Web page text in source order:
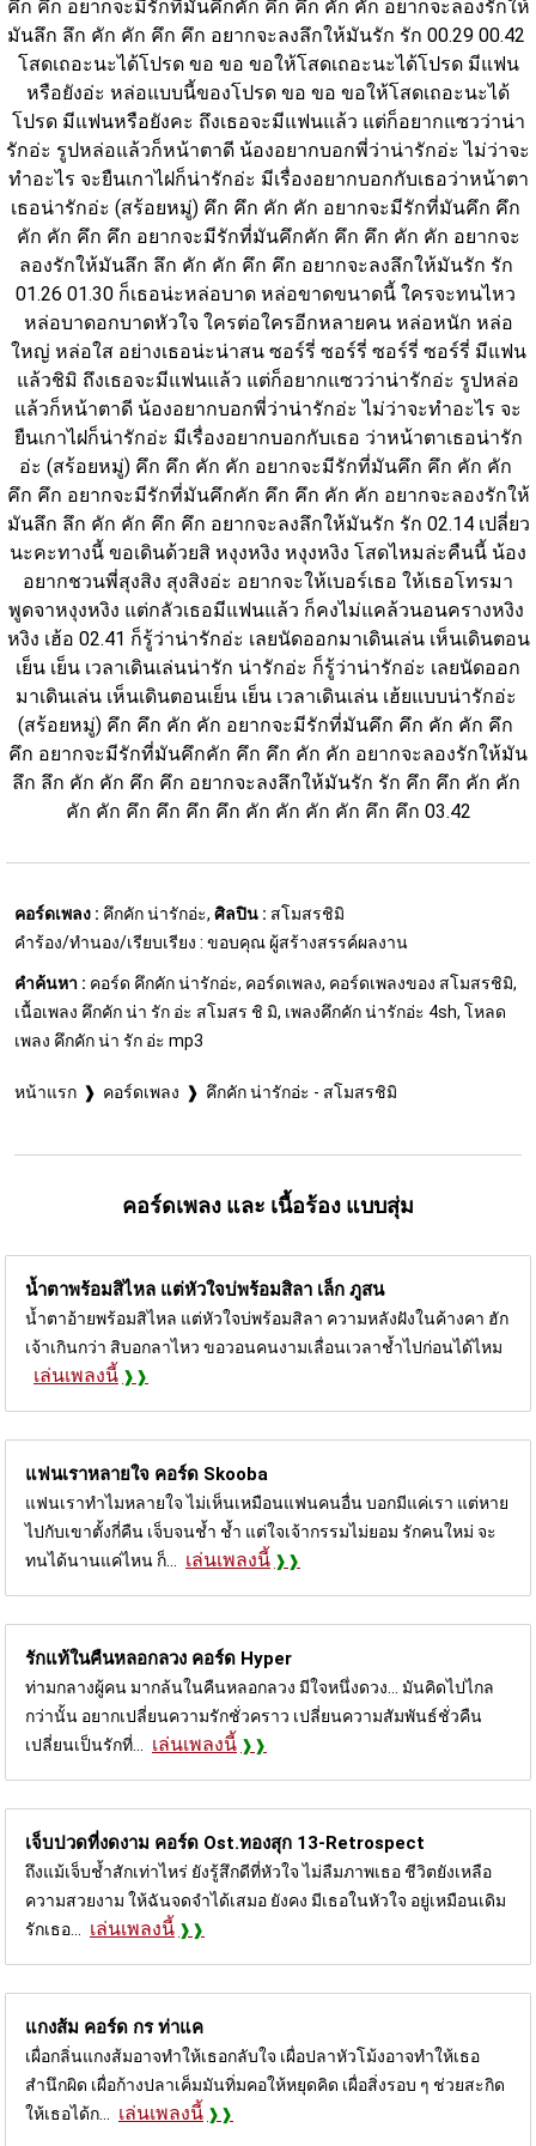
คึก คึก อยากจะมีรักที่มันคึกคัก คึก คึก คัก คัก อยากจะลองรักให้
มันลึก ลึก คัก คัก คึก คึก อยากจะลงลึกให้มันรัก รัก 00.29 00.42
โสดเถอะนะได้โปรด ขอ ขอ ขอให้โสดเถอะนะได้โปรด มีแฟน
หรือยังอ่ะ หล่อแบบนี้ของโปรด ขอ ขอ ขอให้โสดเถอะนะได้
โปรด มีแฟนหรือยังคะ ถึงเธอจะมีแฟนแล้ว แต่ก็อยากแซวว่าน่า
รักอ่ะ รูปหล่อแล้วก็หน้าตาดี น้องอยากบอกพี่ว่าน่ารักอ่ะ ไม่ว่าจะ
ทำอะไร จะยืนเกาไฝก็น่ารักอ่ะ มีเรื่องอยากบอกกับเธอว่าหน้าตา
เธอน่ารักอ่ะ (สร้อยหมู่) คึก คึก คัก คัก อยากจะมีรักที่มันคึก คึก
คัก คัก คึก คึก อยากจะมีรักที่มันคึกคัก คึก คึก คัก คัก อยากจะ
ลองรักให้มันลึก ลึก คัก คัก คึก คึก อยากจะลงลึกให้มันรัก รัก
01.26 01.30 ก็เธอน่ะหล่อบาด หล่อขาดขนาดนี้ ใครจะทนไหว
หล่อบาดอกบาดหัวใจ ใครต่อใครอีกหลายคน หล่อหนัก หล่อ
ใหญ่ หล่อใส อย่างเธอน่ะน่าสน ซอร์รี่ ซอร์รี่ ซอร์รี่ ซอร์รี่ มีแฟน
แล้วชิมิ ถึงเธอจะมีแฟนแล้ว แต่ก็อยากแซวว่าน่ารักอ่ะ รูปหล่อ
แล้วก็หน้าตาดี น้องอยากบอกพี่ว่าน่ารักอ่ะ ไม่ว่าจะทำอะไร จะ
ยืนเกาไฝก็น่ารักอ่ะ มีเรื่องอยากบอกกับเธอ ว่าหน้าตาเธอน่ารัก
อ่ะ (สร้อยหมู่) คึก คึก คัก คัก อยากจะมีรักที่มันคึก คึก คัก คัก
คึก คึก อยากจะมีรักที่มันคึกคัก คึก คึก คัก คัก อยากจะลองรักให้
มันลึก ลึก คัก คัก คึก คึก อยากจะลงลึกให้มันรัก รัก 02.14 เปลี่ยว
นะคะทางนี้ ขอเดินด้วยสิ หงุงหงิง หงุงหงิง โสดไหมล่ะคืนนี้ น้อง
อยากชวนพี่สุงสิง สุงสิงอ่ะ อยากจะให้เบอร์เธอ ให้เธอโทรมา
พูดจาหงุงหงิง แต่กลัวเธอมีแฟนแล้ว ก็คงไม่แคล้วนอนครางหงิง
หงิง เฮ้อ 02.41 ก็รู้ว่าน่ารักอ่ะ เลยนัดออกมาเดินเล่น เห็นเดินตอน
เย็น เย็น เวลาเดินเล่นน่ารัก น่ารักอ่ะ ก็รู้ว่าน่ารักอ่ะ เลยนัดออก
มาเดินเล่น เห็นเดินตอนเย็น เย็น เวลาเดินเล่น เฮ้ยแบบน่ารักอ่ะ
(สร้อยหมู่) คึก คึก คัก คัก อยากจะมีรักที่มันคึก คึก คัก คัก คึก
คึก อยากจะมีรักที่มันคึกคัก คึก คึก คัก คัก อยากจะลองรักให้มัน
ลึก ลึก คัก คัก คึก คึก อยากจะลงลึกให้มันรัก รัก คึก คึก คัก คัก
คัก คัก คึก คึก คึก คึก คัก คัก คัก คัก คึก คึก 03.42
คอร์ดเพลง : คึกคัก น่ารักอ่ะ, ศิลปิน : สโมสรชิมิ
คำร้อง/ทำนอง/เรียบเรียง : ขอบคุณ ผู้สร้างสรรค์ผลงาน
คำค้นหา : คอร์ด คึกคัก น่ารักอ่ะ, คอร์ดเพลง, คอร์ดเพลงของ สโมสรชิมิ,
เนื้อเพลง คึกคัก น่า รัก อ่ะ สโมสร ชิ มิ, เพลงคึกคัก น่ารักอ่ะ 4sh, โหลด
เพลง คึกคัก น่า รัก อ่ะ mp3
หน้าแรก คอร์ดเพลง คึกคัก น่ารักอ่ะ - สโมสรชิมิ
คอร์ดเพลง และ เนื้อร้อง แบบสุ่ม
น้ำตาพร้อมสิไหล แต่หัวใจบ่พร้อมสิลา เล็ก ภูสน
น้ำตาอ้ายพร้อมสิไหล แต่หัวใจบ่พร้อมสิลา ความหลังฝังในค้างคา ฮัก
เจ้าเกินกว่า สิบอกลาไหว ขอวอนคนงามเลื่อนเวลาช้ำไปก่อนได้ไหม
เล่นเพลงนี้
แฟนเราหลายใจ คอร์ด Skooba
แฟนเราทำไมหลายใจ ไม่เห็นเหมือนแฟนคนอื่น บอกมีแค่เรา แต่หาย
ไปกับเขาตั้งกี่คืน เจ็บจนช้ำ ช้ำ แต่ใจเจ้ากรรมไม่ยอม รักคนใหม่ จะ
ทนได้นานแค่ไหน ก็...
เล่นเพลงนี้
รักแท้ในคืนหลอกลวง คอร์ด Hyper
ท่ามกลางผู้คน มากล้นในคืนหลอกลวง มีใจหนึ่งดวง... มันคิดไปไกล
กว่านั้น อยากเปลี่ยนความรักชั่วคราว เปลี่ยนความสัมพันธ์ชั่วคืน
เปลี่ยนเป็นรักที่...
เล่นเพลงนี้
เจ็บปวดที่งดงาม คอร์ด Ost.ทองสุก 13-Retrospect
ถึงแม้เจ็บช้ำสักเท่าไหร่ ยังรู้สึกดีที่หัวใจ ไม่ลืมภาพเธอ ชีวิตยังเหลือ
ความสวยงาม ให้ฉันจดจำได้เสมอ ยังคง มีเธอในหัวใจ อยู่เหมือนเดิม
รักเธอ...
เล่นเพลงนี้
แกงส้ม คอร์ด กร ท่าแค
เผื่อกลิ่นแกงส้มอาจทำให้เธอกลับใจ เผื่อปลาหัวโม้งอาจทำให้เธอ
สำนึกผิด เผื่อก้างปลาเค็มมันทิ่มคอให้หยุดคิด เผื่อสิ่งรอบ ๆ ช่วยสะกิด
ให้เธอได้ก...
เล่นเพลงนี้